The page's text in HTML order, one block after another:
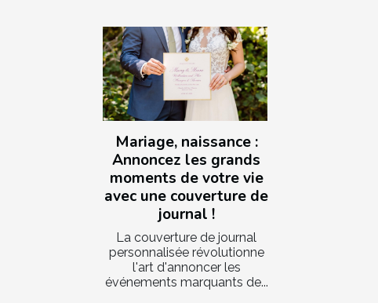
Mariage, naissance :
Annoncez les grands
moments de votre vie
avec une couverture de
journal !
La couverture de journal
personnalisée révolutionne
l'art d'annoncer les
événements marquants de...